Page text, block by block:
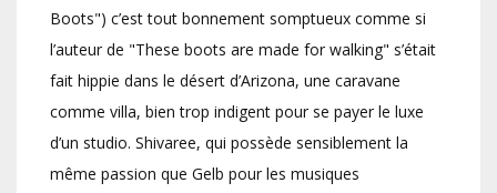
Boots") c’est tout bonnement somptueux comme si
l’auteur de "These boots are made for walking" s’était
fait hippie dans le désert d’Arizona, une caravane
comme villa, bien trop indigent pour se payer le luxe
d’un studio. Shivaree, qui possède sensiblement la
même passion que Gelb pour les musiques